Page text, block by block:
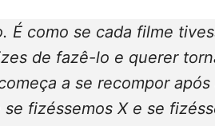
É como se cada filme
de fazê-lo e querer
a se recompor
fizéssemos X e se